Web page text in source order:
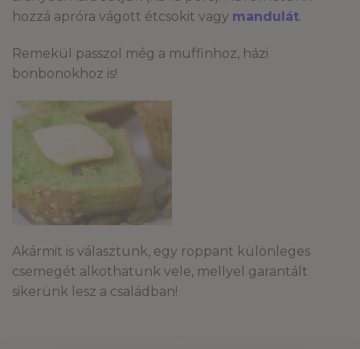
hozzá apróra vágott étcsokit vagy mandulát.
Remekül passzol még a muffinhoz, házi
bonbonokhoz is!
Akármit is választunk, egy roppant különleges
csemegét alkothatunk vele, mellyel garantált
sikerünk lesz a családban!